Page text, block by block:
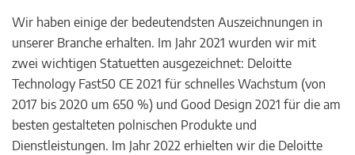
Wir haben einige der bedeutendsten Auszeichnungen in
unserer Branche erhalten. Im Jahr 2021 wurden wir mit
zwei wichtigen Statuetten ausgezeichnet: Deloitte
Technology Fast50 CE 2021 für schnelles Wachstum (von
2017 bis 2020 um 650 %) und Good Design 2021 für die am
besten gestalteten polnischen Produkte und
Dienstleistungen. Im Jahr 2022 erhielten wir die Deloitte